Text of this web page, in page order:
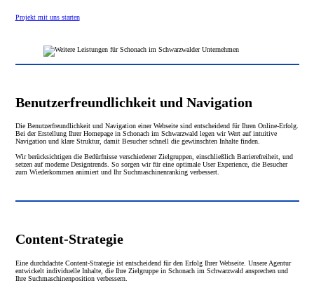
Projekt mit uns starten
Benutzerfreundlichkeit und Navigation
Die Benutzerfreundlichkeit und Navigation einer Webseite sind entscheidend für Ihren Online-Erfolg.
Bei der Erstellung Ihrer Homepage in Schonach im Schwarzwald legen wir Wert auf intuitive
Navigation und klare Struktur, damit Besucher schnell die gewünschten Inhalte finden.
Wir berücksichtigen die Bedürfnisse verschiedener Zielgruppen, einschließlich Barrierefreiheit, und
setzen auf moderne Designtrends. So sorgen wir für eine optimale User Experience, die Besucher
zum Wiederkommen animiert und Ihr Suchmaschinenranking verbessert.
Content-Strategie
Eine durchdachte Content-Strategie ist entscheidend für den Erfolg Ihrer Webseite. Unsere Agentur
entwickelt individuelle Inhalte, die Ihre Zielgruppe in Schonach im Schwarzwald ansprechen und
Ihre Suchmaschinenposition verbessern.